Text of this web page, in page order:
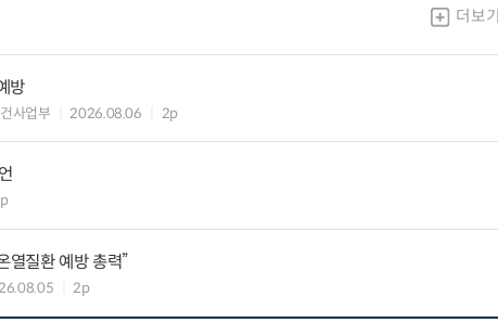
더보기
방
사업부 2026.08.06 2p
열질환 예방 총력”
2p